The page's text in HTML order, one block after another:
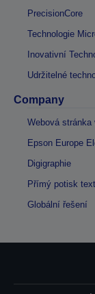
PrecisionCore
Technologie
Inovativní
Udržitelné
Company
Webová stránka
Epson Europe
Digigraphie
Přímý potisk
Globální řešení